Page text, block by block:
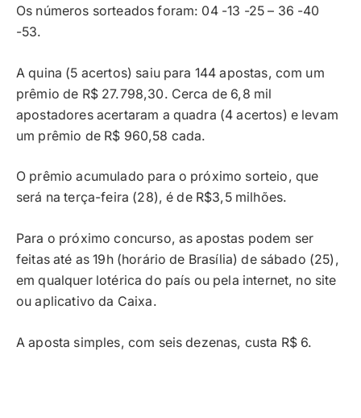
Os números sorteados foram: 04 -13 -25 – 36 -40
-53.
A quina (5 acertos) saiu para 144 apostas, com um
prêmio de R$ 27.798,30. Cerca de 6,8 mil
apostadores acertaram a quadra (4 acertos) e levam
um prêmio de R$ 960,58 cada.
O prêmio acumulado para o próximo sorteio, que
será na terça-feira (28), é de R$3,5 milhões.
Para o próximo concurso, as apostas podem ser
feitas até as 19h (horário de Brasília) de sábado (25),
em qualquer lotérica do país ou pela internet, no site
ou aplicativo da Caixa.
A aposta simples, com seis dezenas, custa R$ 6.